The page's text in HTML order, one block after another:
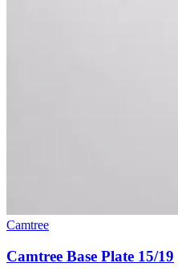
Camtree
Camtree Base Plate 15/19